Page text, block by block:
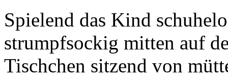
Spielend das Kind
strumpfsockig mitten auf
Tischchen sitzend von